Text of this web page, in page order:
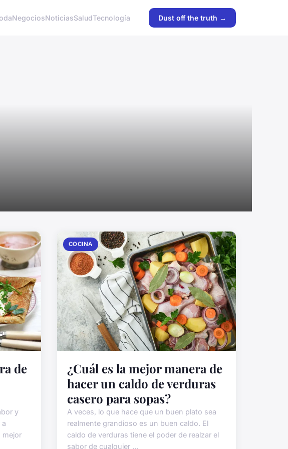
NegociosNoticiasSaludTecnología Dust off the truth →
de
y
mejor
COCINA
¿Cuál es la mejor manera de
hacer un caldo de verduras
casero para sopas?
A veces, lo que hace que un buen plato sea
realmente grandioso es un buen caldo. El
caldo de verduras tiene el poder de realzar el
sabor de cualquier ...